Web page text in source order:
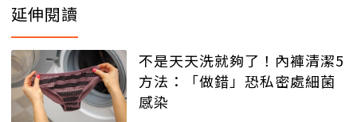
延伸閱讀
不是天天洗就夠了！內褲清潔5
方法：「做錯」恐私密處細菌
感染